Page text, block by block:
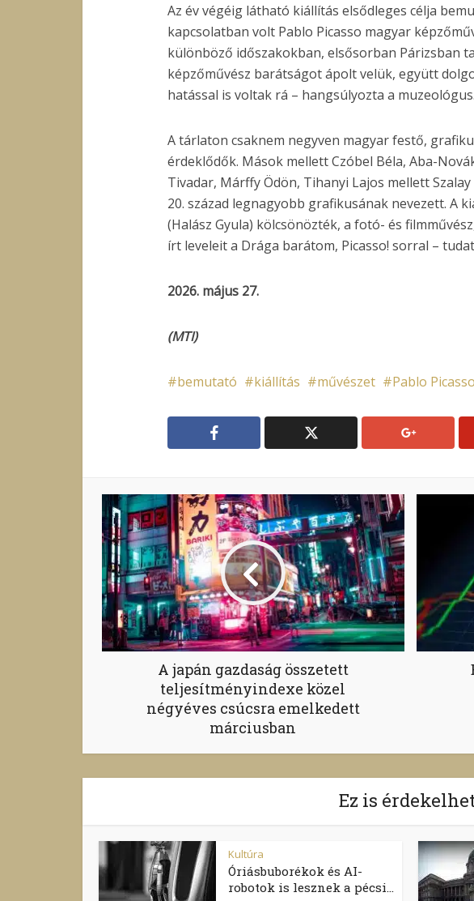
Az év végéig látható kiállítás elsődleges célja
kapcsolatban volt Pablo Picasso magyar
különböző időszakokban, elsősorban Párizsban
képzőművész barátságot ápolt velük, együtt
hatással is voltak rá – hangsúlyozta a muzeológus.
A tárlaton csaknem negyven magyar festő,
érdeklődők. Mások mellett Czóbel Béla, Aba-
Tivadar, Márffy Ödön, Tihanyi Lajos mellett
20. század legnagyobb grafikusának nevezett. A
(Halász Gyula) kölcsönözték, a fotó- és
írt leveleit a Drága barátom, Picasso! sorral –
2026. május 27.
(MTI)
bemutató kiállítás művészet Pablo Picasso
A japán gazdaság összetett
teljesítményindexe közel
négyéves csúcsra emelkedett
márciusban
Ez is
Kultúra
Óriásbuborékok és AI-
robotok is lesznek a pécsi...